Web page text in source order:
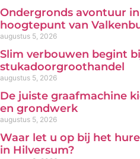
Ondergronds avontuur
hoogtepunt van
augustus 5, 2026
Slim verbouwen begint
stukadoorgroothandel
augustus 5, 2026
De juiste graafmachine
en grondwerk
augustus 5, 2026
Waar let u op bij het
in Hilversum?